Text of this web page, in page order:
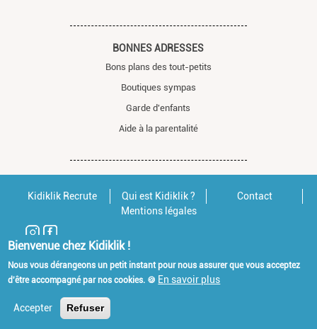
BONNES ADRESSES
Bons plans des tout-petits
Boutiques sympas
Garde d'enfants
Aide à la parentalité
Kidiklik Recrute Qui est Kidiklik ?
Contact
Mentions légales
Bienvenue chez Kidiklik !
Nous vous dérangeons un petit instant pour nous assurer que vous acceptez
d'être accompagné par nos cookies. 🍪 En savoir plus
Accepter Refuser